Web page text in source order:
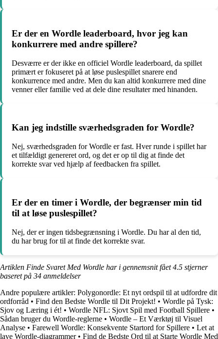
Er der en Wordle leaderboard, hvor jeg kan
konkurrere med andre spillere?
Desværre er der ikke en officiel Wordle leaderboard, da spillet
primært er fokuseret på at løse puslespillet snarere end
konkurrence med andre. Men du kan altid konkurrere med dine
venner eller familie ved at dele dine resultater med hinanden.
Kan jeg indstille sværhedsgraden for Wordle?
Nej, sværhedsgraden for Wordle er fast. Hver runde i spillet har
et tilfældigt genereret ord, og det er op til dig at finde det
korrekte svar ved hjælp af feedbacken fra spillet.
Er der en timer i Wordle, der begrænser min tid
til at løse puslespillet?
Nej, der er ingen tidsbegrænsning i Wordle. Du har al den tid,
du har brug for til at finde det korrekte svar.
Artiklen Finde Svaret Med Wordle har i gennemsnit fået4.5 stjerner
baseret på 34 anmeldelser
Andre populære artikler: Polygonordle: Et nyt ordspil til at udfordre dit
ordforråd • Find den Bedste Wordle til Dit Projekt! • Wordle på Tysk:
Sjov og Læring i ét! • Wordle NFL: Sjovt Spil med Football Spillere •
Sådan bruger du Wordle-reglerne • Wordle – Et Værktøj til Visuel
Analyse • Farewell Wordle: Konsekvente Startord for Spillere • Let at
lave Wordle-diagrammer• Find de Bedste Ord til at Starte Wordle Med